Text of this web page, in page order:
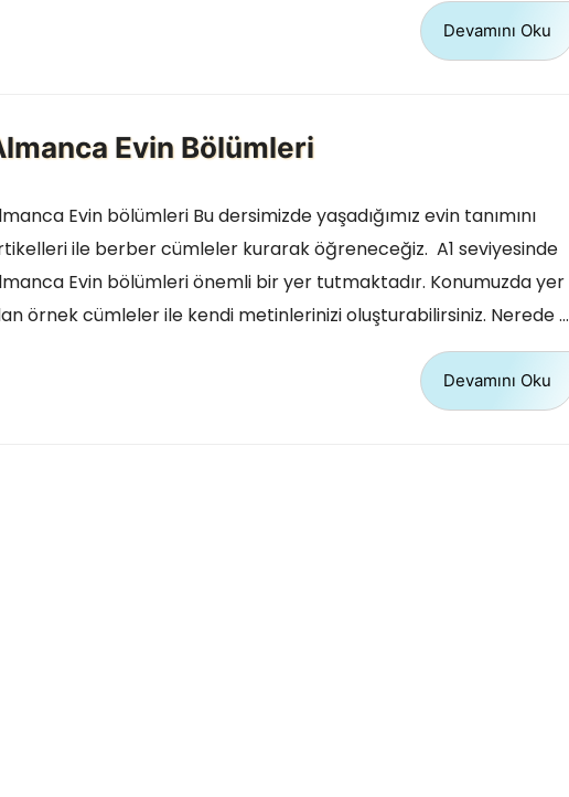
Devamını Oku
Evin Bölümleri
Evin bölümleri Bu dersimizde yaşadığımız evin tanımını
ile berber cümleler kurarak öğreneceğiz. A1 seviyesinde
Evin bölümleri önemli bir yer tutmaktadır. Konumuzda yer
örnek cümleler ile kendi metinlerinizi oluşturabilirsiniz. Nerede …
Devamını Oku